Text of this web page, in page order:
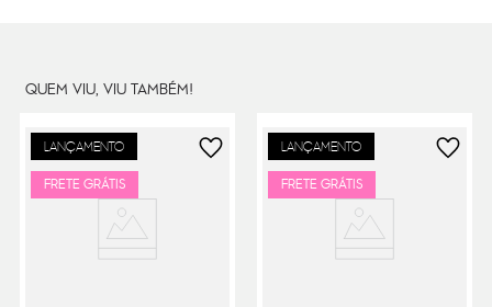
QUEM VIU, VIU TAMBÉM!
LANÇAMENTO
FRETE GRÁTIS
LANÇAMENTO
FRETE GRÁTIS